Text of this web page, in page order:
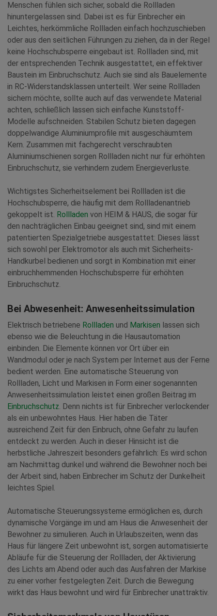
Menschen fühlen sich sicher, sobald die Rollladen
hinuntergelassen sind. Dabei ist es für Einbrecher ein
Leichtes, herkömmliche Rollladen einfach hochzuschieben
oder aus den seitlichen Führungen zu ziehen, da in der Regel
keine Hochschubsperre eingebaut ist. Rollladen sind, mit
der entsprechenden Technik ausgestattet, ein effektiver
Baustein im Einbruchschutz. Auch sie sind als Bauelemente
in RC-Widerstandsklassen unterteilt. Wer seine Rollladen
sichern möchte, sollte auch auf das verwendete Material
achten, schließlich lassen sich einfache Kunststoff-
Modelle aufschneiden. Stabilen Schutz bieten dagegen
doppelwandige Aluminiumprofile mit ausgeschäumtem
Kern. Zusammen mit fachgerecht verschraubten
Aluminiumschienen sorgen Rollladen nicht nur für erhöhten
Einbruchschutz, sie verhindern zudem Energieverluste.
Wichtigstes Sicherheitselement bei Rollladen ist die
Hochschubsperre, die häufig mit dem Rollladenantrieb
gekoppelt ist. Rollladen von HEIM & HAUS, die sogar für
den nachträglichen Einbau geeignet sind, sind mit einem
patentierten Spezialgetriebe ausgestattet: Dieses lässt
sich sowohl per Elektromotor als auch mit Sicherheits-
Handkurbel bedienen und sorgt in Kombination mit einer
einbruchhemmenden Hochschubsperre für erhöhten
Einbruchschutz.
Bei Abwesenheit: Anwesenheitssimulation
Elektrisch betriebene Rollladen und Markisen lassen sich
ebenso wie die Beleuchtung in die Hausautomation
einbinden. Die Elemente können vor Ort über ein
Wandmodul oder je nach System per Internet aus der Ferne
bedient werden. Eine automatische Steuerung von
Rollladen, Licht und Markisen in Form einer sogenannten
Anwesenheitssimulation leistet einen großen Beitrag im
Einbruchschutz. Denn nichts ist für Einbrecher verlockender
als ein unbewohntes Haus. Hier haben die Täter
ausreichend Zeit für den Einbruch, ohne Gefahr zu laufen
entdeckt zu werden. Auch in dieser Hinsicht ist die
herbstliche Jahreszeit besonders gefährlich: Es wird schon
am Nachmittag dunkel und während die Bewohner noch bei
der Arbeit sind, haben Einbrecher im Schutz der Dunkelheit
leichtes Spiel.
Automatische Steuerungssysteme ermöglichen es, durch
dynamische Vorgänge im und am Haus die Anwesenheit der
Bewohner zu simulieren. Auch in Urlaubszeiten, wenn das
Haus für längere Zeit unbewohnt ist, sorgen automatisierte
Abläufe für die Steuerung der Rollladen, der Aktivierung
des Lichts am Abend oder auch das Ausfahren der Markise
zu einer vorher festgelegten Zeit. Durch die Bewegung
wirkt das Haus bewohnt und wird für Einbrecher unattraktiv.